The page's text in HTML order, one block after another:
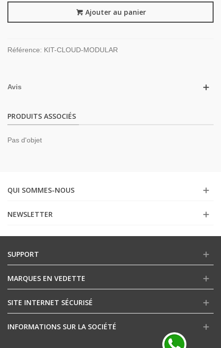
Ajouter au panier
Référence: KIT-CLOUD-MODULAR
Avis
PRODUITS ASSOCIÉS
Pas d'objet
QUI SOMMES-NOUS
NEWSLETTER
SUPPORT
MARQUES EN VEDETTE
SITE INTERNET SÉCURISÉ
INFORMATIONS SUR LA SOCIÉTÉ